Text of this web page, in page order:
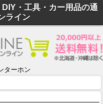
・工具・カー用品の通
ライン
ターホン